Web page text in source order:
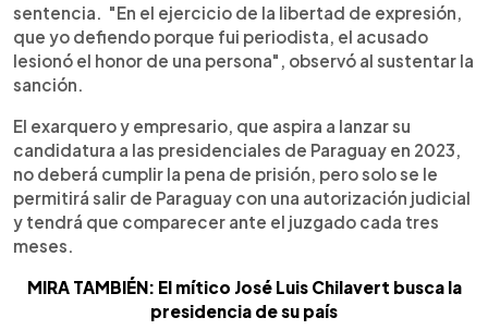
sentencia. "En el ejercicio de la libertad de expresión,
que yo defiendo porque fui periodista, el acusado
lesionó el honor de una persona", observó al sustentar la
sanción.
El exarquero y empresario, que aspira a lanzar su
candidatura a las presidenciales de Paraguay en 2023,
no deberá cumplir la pena de prisión, pero solo se le
permitirá salir de Paraguay con una autorización judicial
y tendrá que comparecer ante el juzgado cada tres
meses.
MIRA TAMBIÉN: El mítico José Luis Chilavert busca la
presidencia de su país